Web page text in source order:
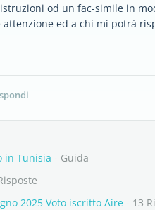
od un fac-simile in
attenzione ed a chi mi potrà
in Tunisia - Guida
2025 Voto iscritto Aire - 13